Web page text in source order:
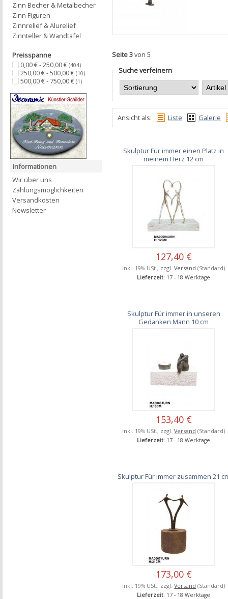
Seite 3von 5
Suche verfeinern
Ansicht als: Liste Galerie
Skulptur Für immer einen Platz in
meinem Herz 12 cm
127,40 €
inkl. 19% USt., zzgl.Versand (Standard)
Lieferzeit: 17 - 18 Werktage
Skulptur Für immer in unseren
Gedanken Mann 10 cm
153,40 €
inkl. 19% USt., zzgl.Versand (Standard)
Lieferzeit: 17 - 18 Werktage
Skulptur Für immer zusammen 21
173,00 €
inkl. 19% USt., zzgl.Versand (Standard)
Lieferzeit: 17 - 18 Werktage
Zinn Becher & Metalbecher
Zinn Figuren
Zinnrelief & Alurelief
Zinnteller & Wandtafel
Preisspanne
0,00 € - 250,00 € (404)
250,00 € - 500,00 € (10)
500,00 € - 750,00 € (1)
Informationen
Wir über uns
Zahlungsmöglichkeiten
Versandkosten
Newsletter